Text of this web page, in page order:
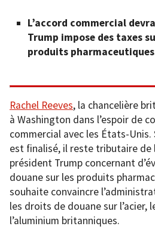
L’accord commercial
Trump impose des taxes
produits
Rachel Reeves, la chancelière
à Washington dans l’espoir de
commercial avec les États-Unis.
est finalisé, il reste tributaire de
président Trump concernant
douane sur les produits
souhaite convaincre
les droits de douane sur l’acier,
l’aluminium britanniques.